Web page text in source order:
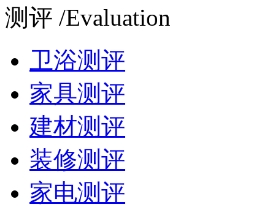
测评 /Evaluation
卫浴测评
家具测评
建材测评
装修测评
家电测评